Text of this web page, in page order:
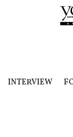
INTERVIEW